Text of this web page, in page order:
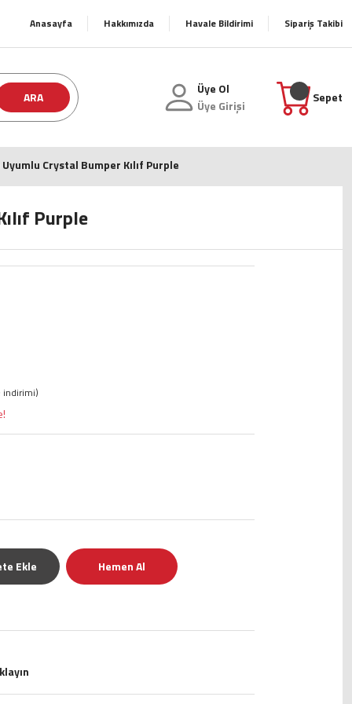
Anasayfa Hakkımızda Havale Bildirimi Sipariş Takibi
ARA
Üye Ol
Üye Girişi
Sepet
Crystal Bumper Kılıf Purple
Purple
indirimi)
Ekle Hemen Al